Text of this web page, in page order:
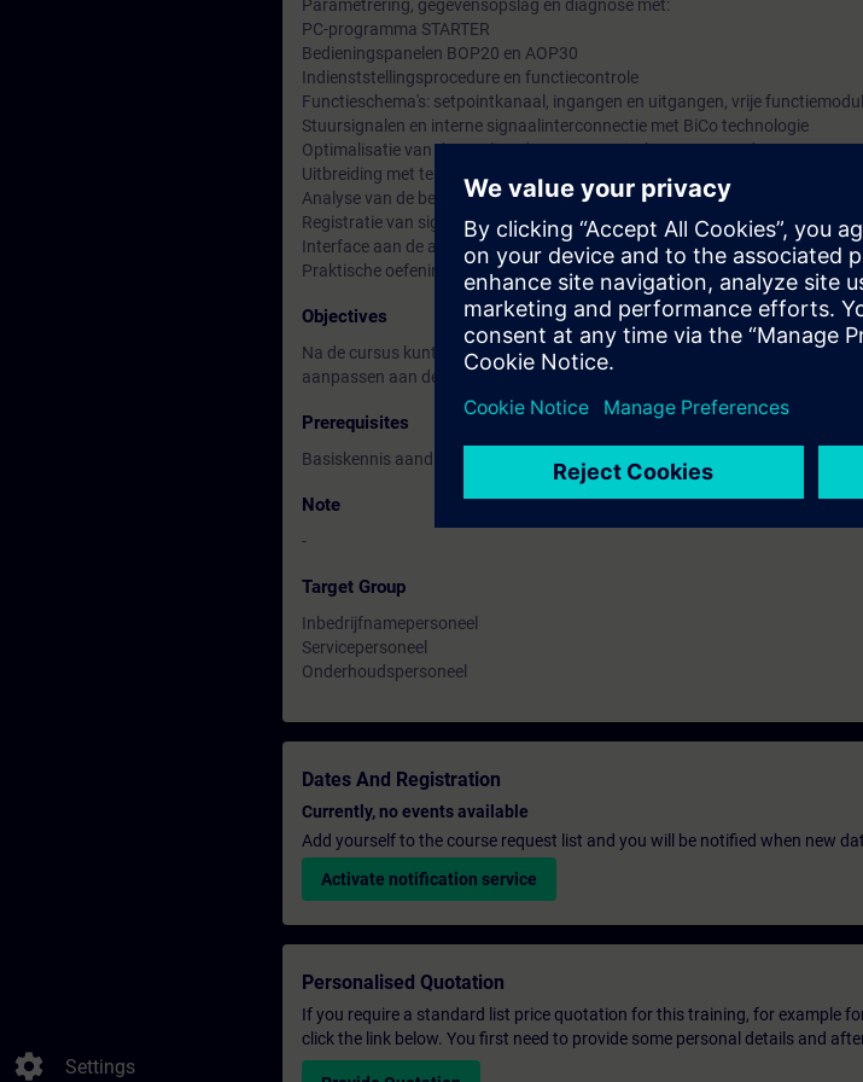
settings Settings
Parametrering, gegevensopslag en diagnose met:
PC-programma STARTER
Bedieningspanelen BOP20 en AOP30
Indienststellingsprocedure en functiecontrole
Functieschema's: setpointkanaal, ingangen en uitgangen, vrije
Stuursignalen en interne signaalinterconnectie met BiCo technologie
Optimalisatie van de regeling door automatische meetprocedures
Uitbreiding met terminal- en sensormodules via DRIVE-CLiQ
Analyse van de bedrijfstoestand door middel van vrijgavesignalen,
Registratie van signalen via tracefunctie en diagnosegeheugen
Interface aan de aandrijfzijde met SIMATIC S7 via PROFIBUS en PROFINET
Praktische oefeningen op trainingsapparaten met SINAMICS DCM en AOP30
Objectives
Na de cursus kunt u de SINAMICS DCM-converter veilig en efficiënt in
aanpassen aan de betreffende toepassing en de diagnosetools gebruiken in
Prerequisites
Basiskennis aandrijftechniek
Note
-
Target Group
Inbedrijfnamepersoneel
Servicepersoneel
Onderhoudspersoneel
Dates And Registration
Currently, no events available
Add yourself to the course request list and you will be notified when new
Activate notification service
Personalised Quotation
If you require a standard list price quotation for this training, for example
click the link below. You first need to provide some personal details and